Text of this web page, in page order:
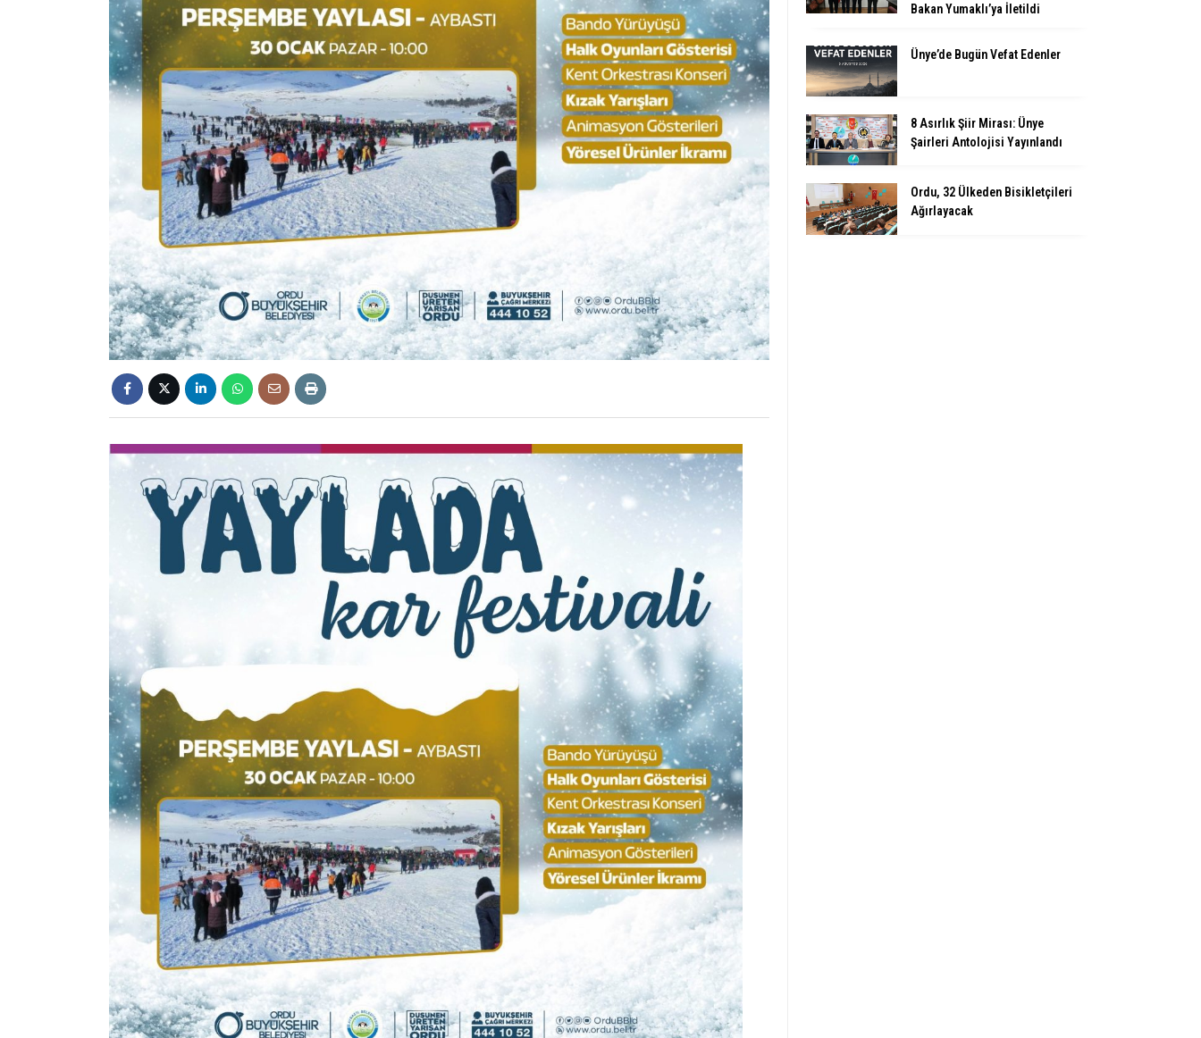
Bakan Yumaklı’ya İletildi
Ünye’de Bugün Vefat Edenler
8 Asırlık Şiir Mirası: Ünye
Şairleri Antolojisi Yayınlandı
Ordu, 32 Ülkeden Bisikletçileri
Ağırlayacak